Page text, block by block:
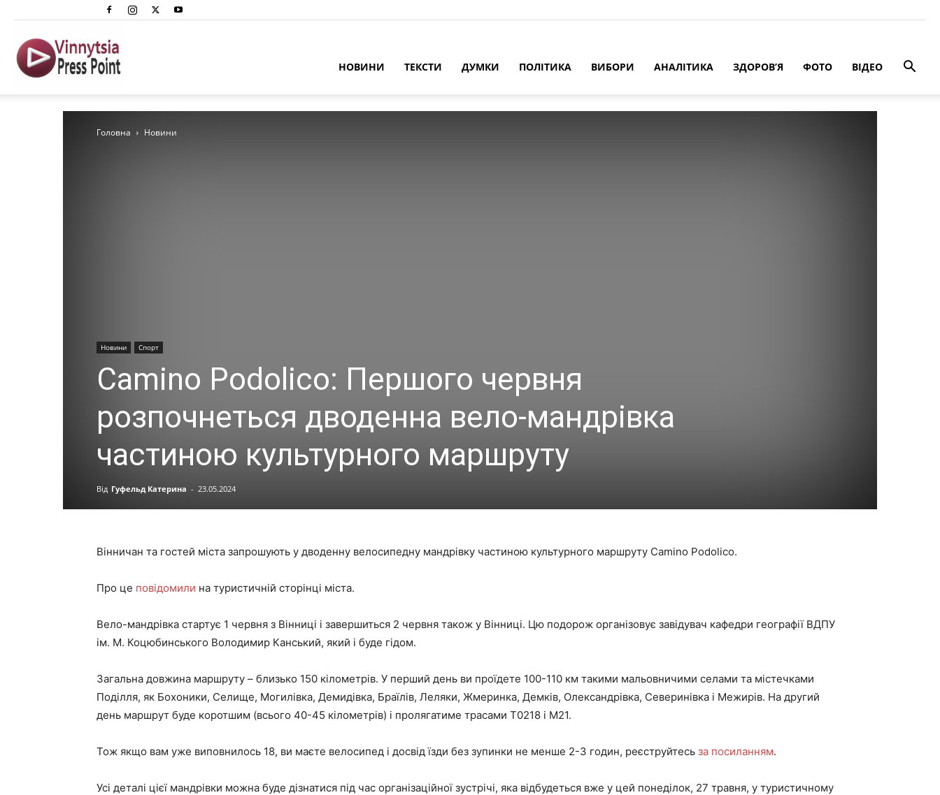
Преспоінт
НОВИНИ ТЕКСТИ ДУМКИ ПОЛІТИКА ВИБОРИ АНАЛІТИКА ЗДОРОВ’Я ФОТО ВІДЕО
Головна Новини
Новини Спорт
Camino Podolico: Першого червня
розпочнеться дводенна вело-мандрівка
частиною культурного маршруту
Від Гуфельд Катерина - 23.05.2024
Вінничан та гостей міста запрошують у дводенну велосипедну мандрівку частиною культурного маршруту Camino Podolico.
Про це повідомили на туристичній сторінці міста.
Вело-мандрівка стартує 1 червня з Вінниці і завершиться 2 червня також у Вінниці. Цю подорож організовує завідувач кафедри географії ВДПУ
ім. М. Коцюбинського Володимир Канський, який і буде гідом.
Загальна довжина маршруту – близько 150 кілометрів. У перший день ви проїдете 100-110 км такими мальовничими селами та містечками
Поділля, як Бохоники, Селище, Могилівка, Демидівка, Браїлів, Леляки, Жмеринка, Демків, Олександрівка, Северинівка і Межирів. На другий
день маршрут буде коротшим (всього 40-45 кілометрів) і пролягатиме трасами Т0218 і М21.
Тож якщо вам уже виповнилось 18, ви маєте велосипед і досвід їзди без зупинки не менше 2-3 годин, реєструйтесь за посиланням.
Усі деталі цієї мандрівки можна буде дізнатися під час організаційної зустрічі, яка відбудеться вже у цей понеділок, 27 травня, у туристичному